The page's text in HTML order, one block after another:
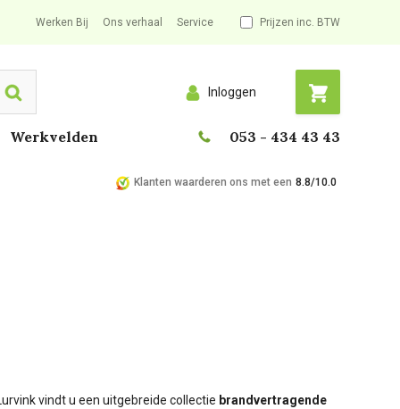
Werken Bij Ons verhaal Service Prijzen inc. BTW
Search Inloggen
Werkvelden 053 - 434 43 43
Klanten waarderen ons met een 8.8/10.0
vindt u een uitgebreide collectie brandvertragende